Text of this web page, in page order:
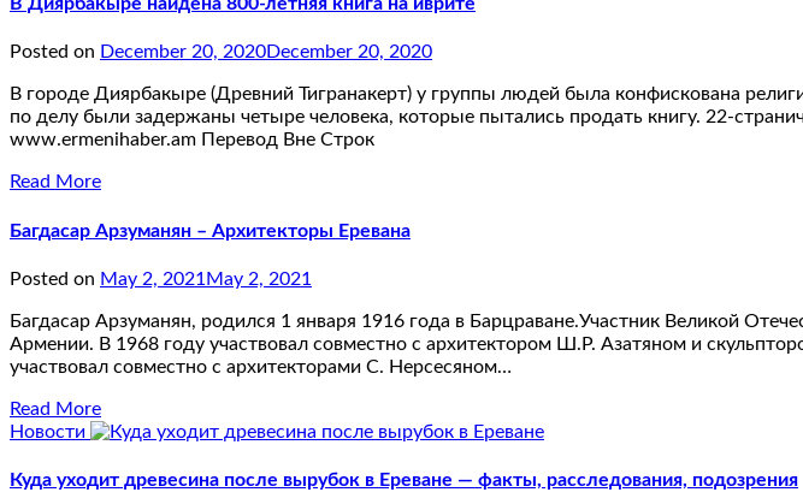
Posted on December 20, 2020December 20, 2020
В городе Диярбакыре (Древний Тигранакерт) у группы людей была конфискована
по делу были задержаны четыре человека, которые пытались продать книгу. 22-
www.ermenihaber.am Перевод Вне Строк
Read More
Багдасар Арзуманян – Архитекторы Еревана
Posted on May 2, 2021 May 2, 2021
Багдасар Арзуманян, родился 1 января 1916 года в Барцраване.Участник Великой
Армении. В 1968 году участвовал совместно с архитектором Ш.Р. Азатяном и
участвовал совместно с архитекторами С. Нерсесяном…
Read More
Новости
Куда уходит древесина после вырубок в Ереване — факты, расследования, подозрения